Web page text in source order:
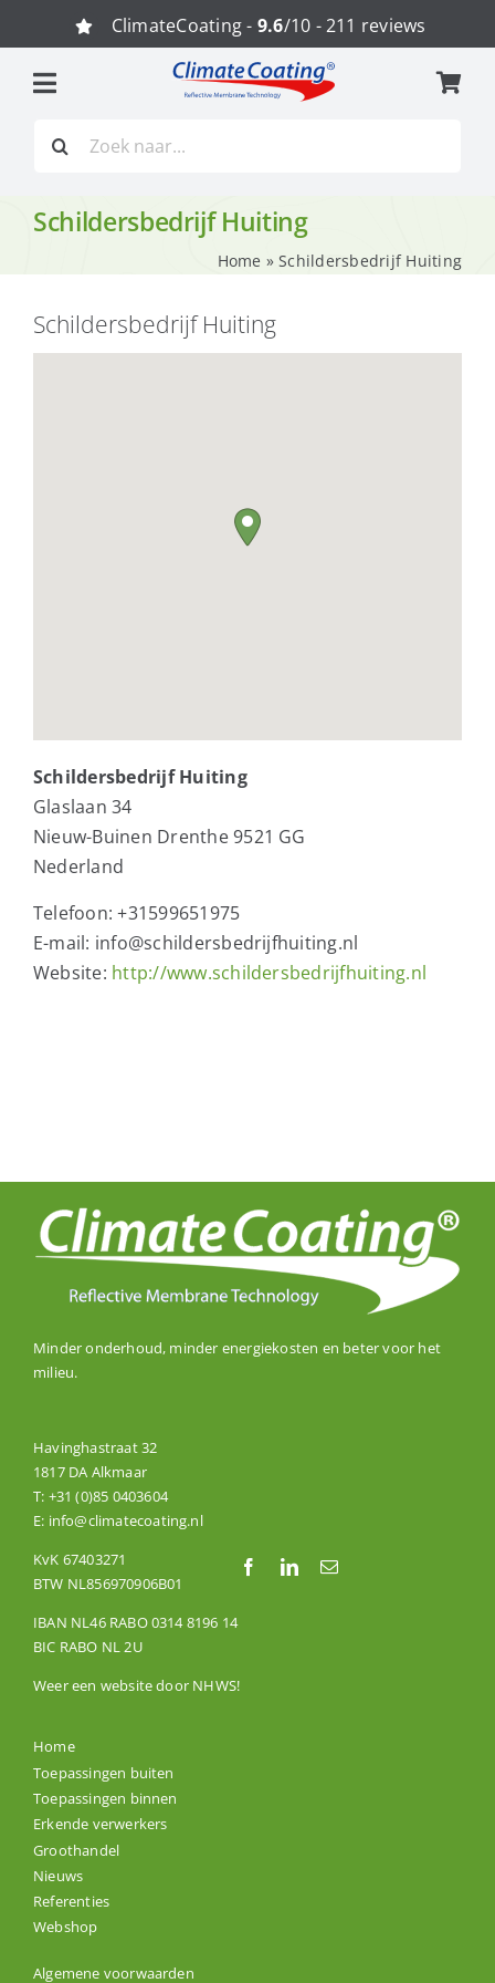
naar
inhoud
ClimateCoating - 9.6/10 - 211 reviews
naar:
Schildersbedrijf Huiting
Home »Schildersbedrijf Huiting
Schildersbedrijf Huiting
Schildersbedrijf Huiting
Glaslaan 34
Nieuw-Buinen Drenthe9521 GG
Nederland
Telefoon:+31599651975
E-mail: info@schildersbedrijfhuiting.nl
Website: http://www.schildersbedrijfhuiting.nl
Minder onderhoud, minder energiekosten en beter voor het
milieu.
Home
Toepassingen buiten
Toepassingen binnen
Erkende verwerkers
Groothandel
Nieuws
Referenties
Webshop
Algemene voorwaarden
Havinghastraat 32
1817 DA Alkmaar
T: +31 (0)85 0403604
E: info@climatecoating.nl
KvK 67403271
BTW NL856970906B01
IBAN NL46 RABO 0314 8196 14
BIC RABO NL 2U
Weer een website door NHWS!